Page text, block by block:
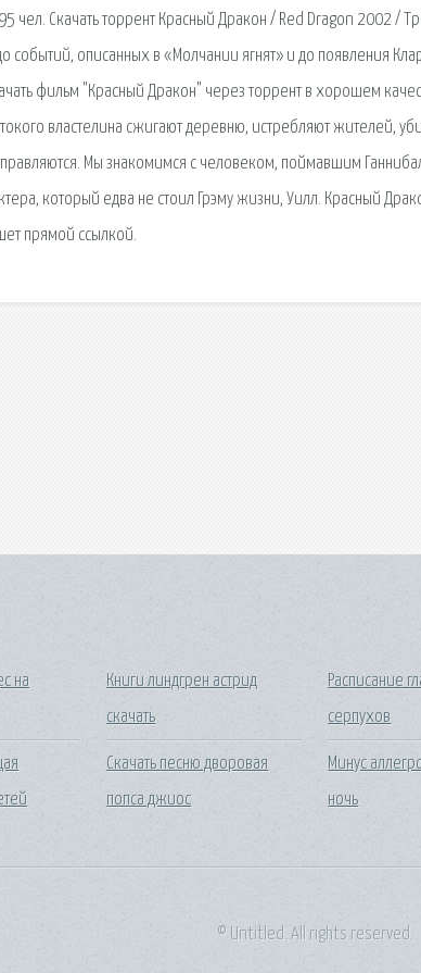
Скачать торрент Красный Дракон / Red Dragon 2002 /
событий, описанных в «Молчании ягнят» и до появления
фильм "Красный Дракон" через торрент в хорошем
властелина сжигают деревню, истребляют жителей,
Мы знакомимся с человеком, поймавшим
который едва не стоил Грэму жизни, Уилл. Красный
прямой ссылкой.
на
Книги линдгрен астрид
скачать
Скачать песню дворовая
попса джиос
Расписание
серпухов
Минус
ночь
© Untitled. All rights reserved.